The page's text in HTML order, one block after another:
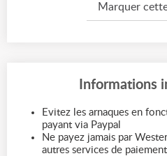
Informations
Evitez les arnaques en
payant via Paypal
Ne payez jamais par
autres services de